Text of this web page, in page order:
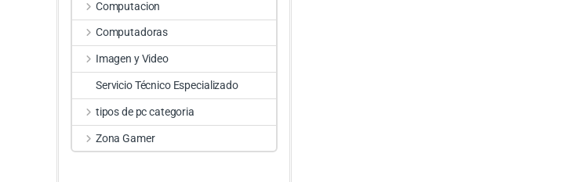
Computacion
Computadoras
Imagen y Video
Servicio Técnico Especializado
tipos de pc categoria
Zona Gamer